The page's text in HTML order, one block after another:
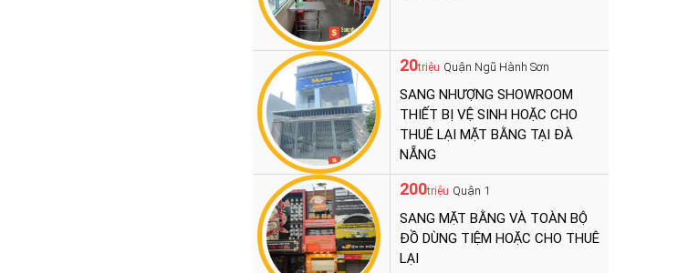
20triệu Quận Ngũ Hành Sơn
SANG NHƯỢNG SHOWROOM
THIẾT BỊ VỆ SINH HOẶC CHO
THUÊ LẠI MẶT BẰNG TẠI ĐÀ
NẴNG
200triệu Quận 1
SANG MẶT BẰNG VÀ TOÀN BỘ
ĐỒ DÙNG TIỆM HOẶC CHO THUÊ
LẠI